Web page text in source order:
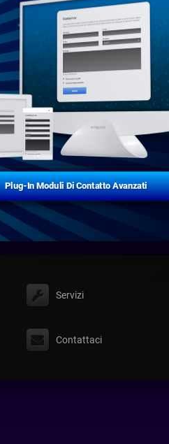
Plug-In Moduli Di Contatto Avanzati
Servizi
Contattaci